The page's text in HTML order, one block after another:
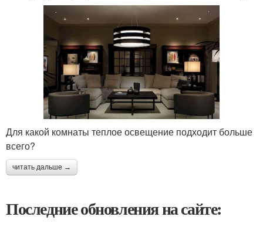
Для какой комнаты теплое освещение подходит больше
всего?
читать дальше →
Последние обновления на сайте: